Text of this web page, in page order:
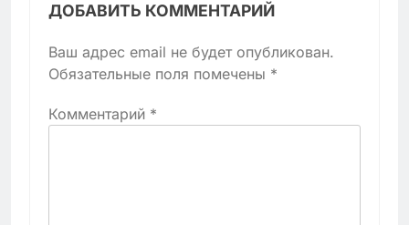
ДОБАВИТЬ КОММЕНТАРИЙ
Ваш адрес email не будет опубликован.
Обязательные поля помечены *
Комментарий *